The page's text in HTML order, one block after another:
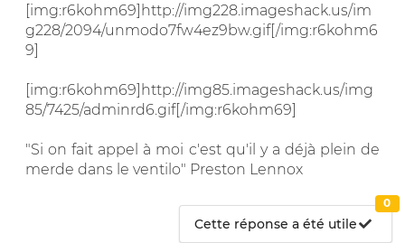
[img:r6kohm69]http://img228.imageshack.us/im
g228/2094/unmodo7fw4ez9bw.gif[/img:r6kohm6
9]
[img:r6kohm69]http://img85.imageshack.us/img
85/7425/adminrd6.gif[/img:r6kohm69]
"Si on fait appel à moi c'est qu'il y a déjà plein de
merde dans le ventilo" Preston Lennox
Cette réponse a été utile
0